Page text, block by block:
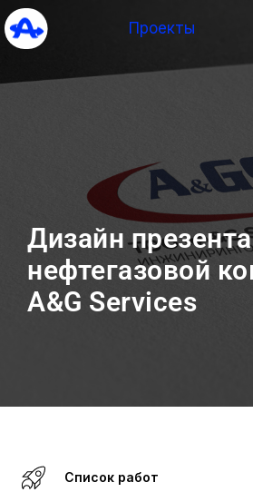
Проекты
Дизайн
нефтегазовой
A&G Services
Список работ